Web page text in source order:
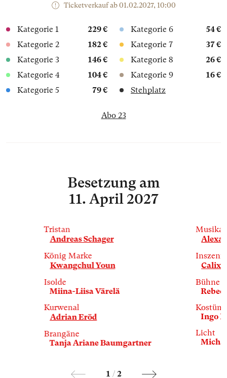
Ticketverkauf ab 01.02.2027, 10:00
Kategorie 1
229 €
Kategorie 2
182 €
Kategorie 3
146 €
Kategorie 4
104 €
Kategorie 5
79 €
Kategorie 6
54 €
Kategorie 7
37 €
Kategorie 8
26 €
Kategorie 9
16 €
Stehplatz
Abo 23
Besetzung am
11. April 2027
Tristan
Andreas Schager
König Marke
Kwangchul Youn
Isolde
Miina-Liisa Värelä
Kurwenal
Adrian Eröd
Brangäne
Tanja Ariane Baumgartner
Bühne
Ingo
Licht
1 / 2